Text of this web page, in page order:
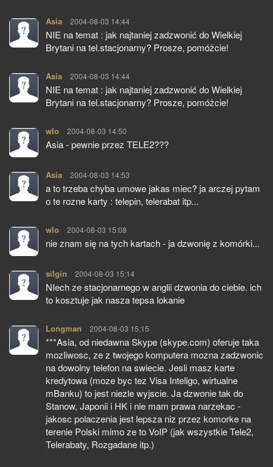
Asia pisze:
2004-08-03 14:44
NIE na temat : jak najtaniej zadzwonić do Wielkiej
Brytani na tel.stacjonarny? Prosze, pomóżcie!
Asia pisze:
2004-08-03 14:44
NIE na temat : jak najtaniej zadzwonić do Wielkiej
Brytani na tel.stacjonarny? Prosze, pomóżcie!
wlo pisze:
2004-08-03 14:50
Asia - pewnie przez TELE2???
Asia pisze:
2004-08-03 14:53
a to trzeba chyba umowe jakas miec? ja arczej pytam
o te rozne karty : telepin, telerabat itp...
wlo pisze:
2004-08-03 15:08
nie znam się na tych kartach - ja dzwonię z komórki...
silgin pisze:
2004-08-03 15:14
NIech ze stacjonarnego w anglii dzwonia do ciebie. ich
to kosztuje jak nasza tepsa lokanie
Longman pisze:
2004-08-03 15:15
***Asia, od niedawna Skype (skype.com) oferuje taka
mozliwosc, ze z twojego komputera mozna zadzwonic
na dowolny telefon na swiecie. Jesli masz karte
kredytowa (moze byc tez Visa Inteligo, wirtualne
mBanku) to jest niezle wyjscie. Ja dzwonie tak do
Stanow, Japonii i HK i nie mam prawa narzekac -
jakosc polaczenia jest lepsza niz przez komorke na
terenie Polski mimo ze to VoIP (jak wszystkie Tele2,
Telerabaty, Rozgadane itp.)